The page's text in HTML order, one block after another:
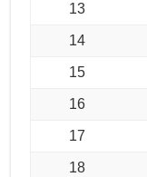
13
14
15
16
17
18